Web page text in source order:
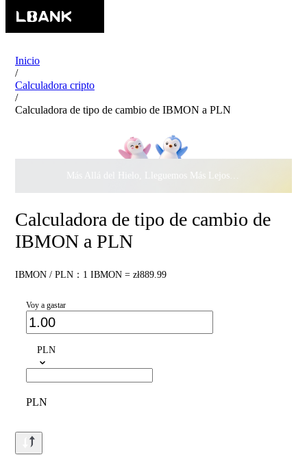
Inicio
/
Calculadora cripto
/
Calculadora de tipo de cambio de IBMON a PLN
Más Allá del Hielo, Lleguemos Más Lejos Juntos ·
Calculadora de tipo de cambio de
IBMON a PLN
IBMON / PLN：1 IBMON = zł889.99
Voy a gastar
PLN
PLN